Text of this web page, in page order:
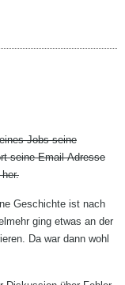
Jobs seine
seine Email-Adresse
Geschichte ist nach
ging etwas an der
Da war dann wohl